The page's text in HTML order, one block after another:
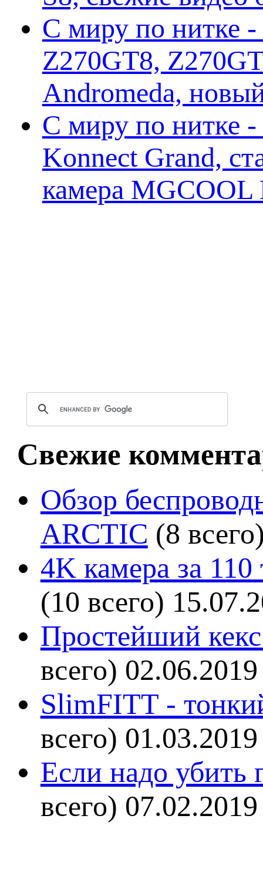
С миру по нитке -
Z270GT8,
Andromeda,
С миру по нитке -
Konnect Grand,
камера MGCOOL
Свежие
Обзор
ARCTIC (8
4K камера за
(10 всего)
Простейший кекс
всего) 02.06.2019
SlimFITT -
всего) 01.03.2019
Если надо убить
всего) 07.02.2019